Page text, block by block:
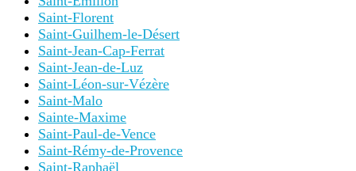
Saint-Florent
Saint-Guilhem-le-Désert
Saint-Jean-Cap-Ferrat
Saint-Jean-de-Luz
Saint-Léon-sur-Vézère
Saint-Malo
Sainte-Maxime
Saint-Paul-de-Vence
Saint-Rémy-de-Provence
Saint-Raphaël